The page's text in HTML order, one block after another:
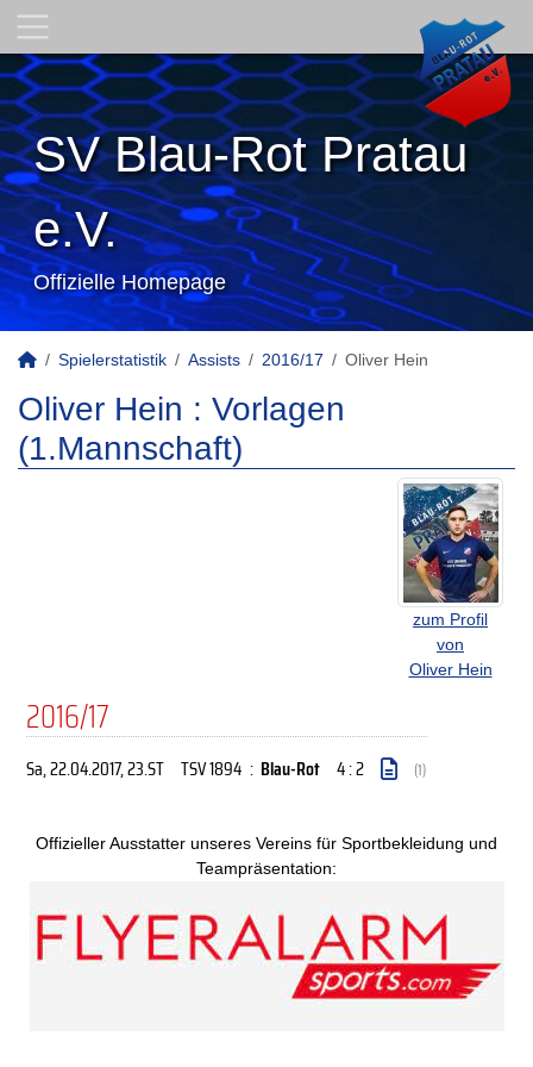
SV Blau-Rot Pratau
e.V.
Offizielle Homepage
Spielerstatistik Assists 2016/17 Oliver Hein
Oliver Hein : Vorlagen
(1.Mannschaft)
zum Profil
von
Oliver Hein
2016/17
Sa, 22.04.2017, 23.ST TSV 1894 : Blau-Rot 4 : 2 (1)
Offizieller Ausstatter unseres Vereins für Sportbekleidung und
Teampräsentation: